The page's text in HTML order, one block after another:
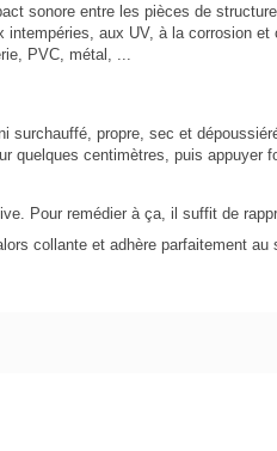
sonore entre les pièces de
aux UV, à la corrosion
PVC, métal, ...
surchauffé, propre, sec et
quelques centimètres, puis appuyer
Pour remédier à ça, il suffit de
collante et adhère parfaitement au